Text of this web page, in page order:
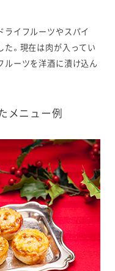
ライフルーツやスパイ
た。現在は肉が入ってい
ルーツを洋酒に漬け込ん
メニュー例